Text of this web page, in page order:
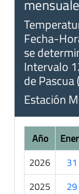
Fecha-
se
Intervalo
de Pascua
Estación
Año
2026
31
2025
29